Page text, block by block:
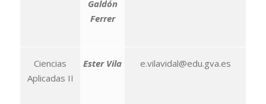
Galdón
Ferrer
Ciencias
Aplicadas II
Ester Vila e.vilavidal@edu.gva.es